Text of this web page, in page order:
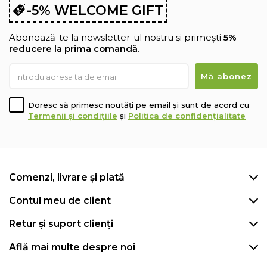
-5% WELCOME GIFT
Abonează-te la newsletter-ul nostru și primești 5%
reducere la prima comandă.
Doresc să primesc noutăți pe email și sunt de acord cu
Termenii și condițiile și Politica de confidențialitate
Comenzi, livrare și plată
Contul meu de client
Retur și suport clienți
Află mai multe despre noi